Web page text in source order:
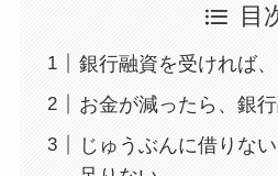
目
銀行融資を受ければ
お金が減ったら、銀
じゅうぶんに借りな